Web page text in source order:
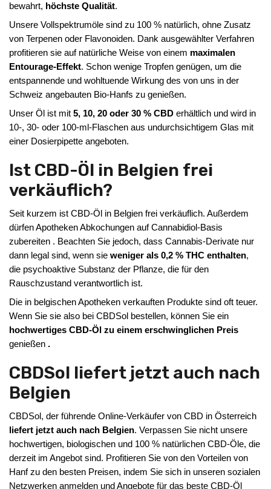
bewahrt, höchste Qualität.
Unsere Vollspektrumöle sind zu 100 % natürlich, ohne Zusatz
von Terpenen oder Flavonoiden. Dank ausgewählter Verfahren
profitieren sie auf natürliche Weise von einem maximalen
Entourage-Effekt. Schon wenige Tropfen genügen, um die
entspannende und wohltuende Wirkung des von uns in der
Schweiz angebauten Bio-Hanfs zu genießen.
Unser Öl ist mit 5, 10, 20 oder 30 % CBD erhältlich und wird in
10-, 30- oder 100-ml-Flaschen aus undurchsichtigem Glas mit
einer Dosierpipette angeboten.
Ist CBD-Öl in Belgien frei
verkäuflich?
Seit kurzem ist CBD-Öl in Belgien frei verkäuflich. Außerdem
dürfen Apotheken Abkochungen auf Cannabidiol-Basis
zubereiten . Beachten Sie jedoch, dass Cannabis-Derivate nur
dann legal sind, wenn sie weniger als 0,2 % THC enthalten,
die psychoaktive Substanz der Pflanze, die für den
Rauschzustand verantwortlich ist.
Die in belgischen Apotheken verkauften Produkte sind oft teuer.
Wenn Sie sie also bei CBDSol bestellen, können Sie ein
hochwertiges CBD-Öl zu einem erschwinglichen Preis
genießen .
CBDSol liefert jetzt auch nach
Belgien
CBDSol, der führende Online-Verkäufer von CBD in Österreich
liefert jetzt auch nach Belgien. Verpassen Sie nicht unsere
hochwertigen, biologischen und 100 % natürlichen CBD-Öle, die
derzeit im Angebot sind. Profitieren Sie von den Vorteilen von
Hanf zu den besten Preisen, indem Sie sich in unseren sozialen
Netzwerken anmelden und Angebote für das beste CBD-Öl